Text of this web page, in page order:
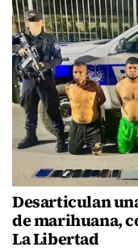
Desarticulan
de marihuana,
La Libertad